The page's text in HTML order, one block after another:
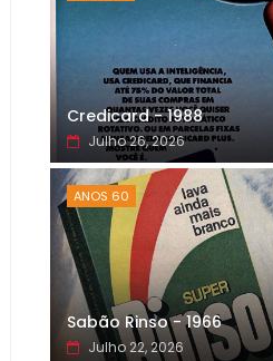
Credicard - 1988
Julho 26, 2026
ANOS 60
Sabão Rinso - 1966
Julho 22, 2026